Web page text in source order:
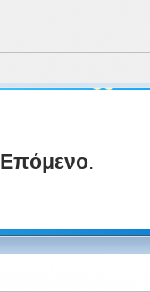
Επόμενο.